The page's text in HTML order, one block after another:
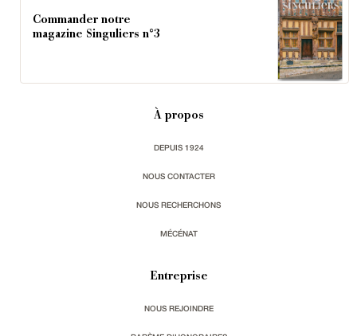
Commander notre
magazine Singuliers n°3
À propos
DEPUIS 1924
NOUS CONTACTER
NOUS RECHERCHONS
MÉCÉNAT
Entreprise
NOUS REJOINDRE